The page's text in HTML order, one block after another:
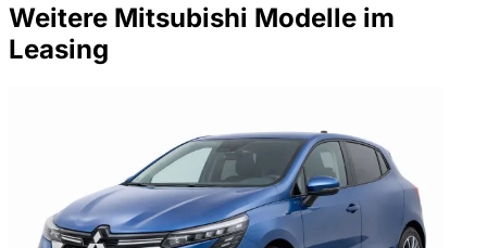
Weitere Mitsubishi Modelle im
Leasing